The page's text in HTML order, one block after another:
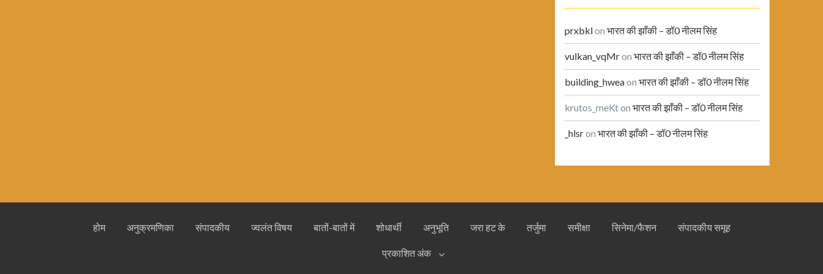
prxbklon भारत की झाँकी – डॉ0 नीलम सिंह
vulkan_vqMron भारत की झाँकी – डॉ0 नीलम सिंह
building_hweaon भारत की झाँकी – डॉ0 नीलम सिंह
krutos_meKton भारत की झाँकी – डॉ0 नीलम सिंह
_hlsron भारत की झाँकी – डॉ0 नीलम सिंह
होम अनुक्रमणिका संपादकीय ज्वलंत विषय बातों-बातों में शोधार्थी अनुभूति जरा हट के तर्जुमा समीक्षा सिनेमा/फैशन संपादकीय समूह
प्रकाशित अंक